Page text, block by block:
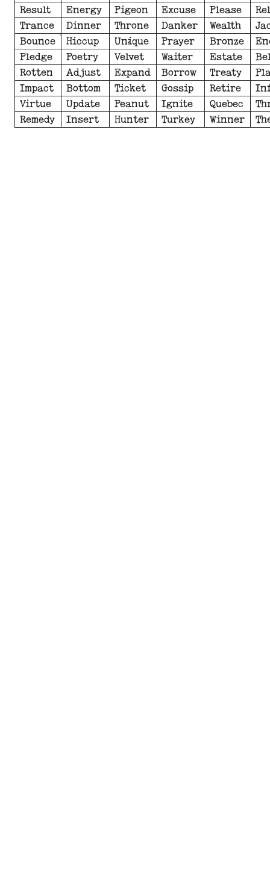
Result
Energy Pigeon Excuse Please
Trance
Dinner Throne Danker Wealth
Bounce
Hiccup Unique Prayer Bronze
Pledge
Poetry Velvet Waiter Estate
Rotten
Adjust Expand Borrow Treaty
Impact
Bottom Ticket Gossip Retire
Virtue
Update Peanut Ignite Quebec
Remedy
Insert Hunter Turkey Winner